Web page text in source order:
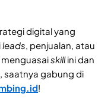
digital yang
leads, penjualan, atau
menguasaiskillini dan
saatnya gabung di
!